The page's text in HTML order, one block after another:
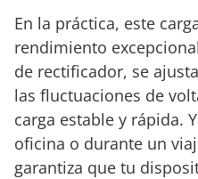
En la práctica, este
rendimiento
de rectificador, se
las fluctuaciones de
carga estable y rápida.
oficina o durante un
garantiza que tu